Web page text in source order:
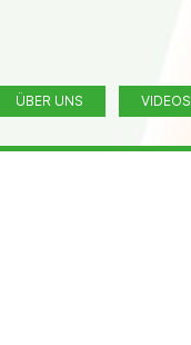
ÜBER UNS VIDEOS